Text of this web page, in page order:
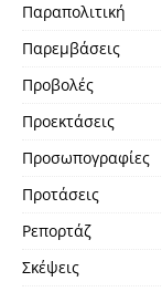
Παραπολιτική
Παρεμβάσεις
Προβολές
Προεκτάσεις
Προσωπογραφίες
Προτάσεις
Ρεπορτάζ
Σκέψεις